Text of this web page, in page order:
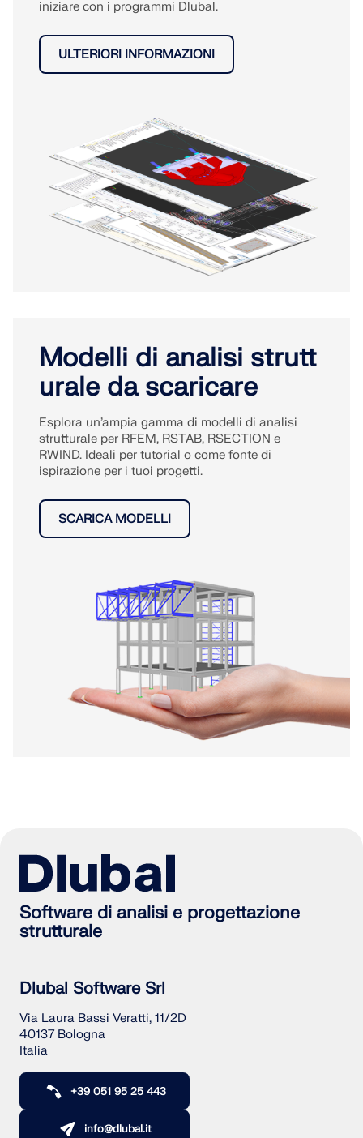
iniziare con i programmi Dlubal.
ULTERIORI INFORMAZIONI
Modelli di analisi strutt
urale da scaricare
Esplora un’ampia gamma di modelli di analisi
strutturale per RFEM, RSTAB, RSECTION e
RWIND. Ideali per tutorial o come fonte di
ispirazione per i tuoi progetti.
SCARICA MODELLI
Software di analisi e progettazione
strutturale
Dlubal Software Srl
Via Laura Bassi Veratti, 11/2D
40137 Bologna
Italia
+39 051 95 25 443
info@dlubal.it